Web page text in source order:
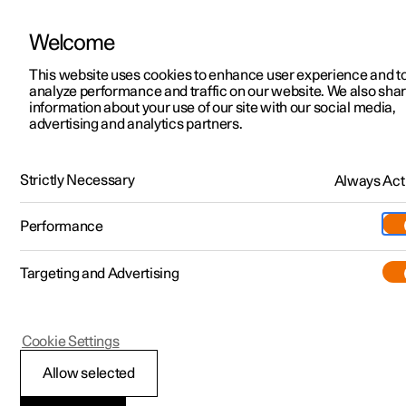
Polestar 2
Polestar 3
Polestar 4
Pre-owned
Köpa
Mer
Upptäck Polestar 2
Provkörning
Upptäck Polestar 3
Provkörning
Upptäck Polestar 4
Provkörning
Erbjudanden privatkund
Erbjudanden företag
Tillgängliga bilar
Designa och beställ
Pre-owned
Provkörning
Extras
(Öppnas i ett nytt fönster)
Experiences
Tjänstebil och företag
Besök
Serviceställen
Ägande
Support
Om Polestar
Finansieringsalternativ
Finansieringsalternativ
Företagsleasing är en finansieringslösning för företagare
som vill minska sitt klimatavtryck och kontrollera
kostnader.
Welcome
This website uses cookies to enhance user experience and
analyze performance and traffic on our website. We also
information about your use of our site with our social media,
advertising and analytics partners.
Strictly Necessary Always
Performance
Targeting and Advertising
Allow selected
Cookie Settings